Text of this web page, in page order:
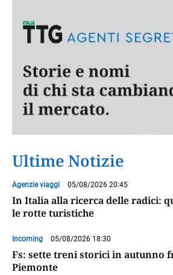
Ultime Notizie
Agenzie viaggi 05/08/2026 20:45
In Italia alla ricerca delle radici:
le rotte turistiche
Incoming 05/08/2026 18:30
Fs: sette treni storici in autunno
Piemonte